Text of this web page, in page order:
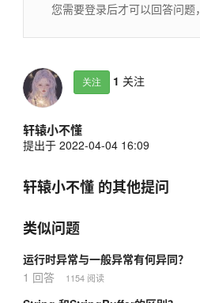
您需要登录后才可以回答问题，
关注 1 关注
轩辕小不懂
提出于 2022-04-04 16:09
轩辕小不懂 的其他提问
类似问题
运行时异常与一般异常有何异同？
1 回答
1154 阅读